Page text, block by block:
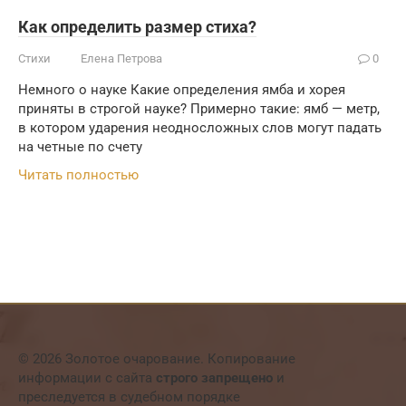
Как определить размер стиха?
Стихи Елена Петрова 0
Немного о науке Какие определения ямба и хорея
приняты в стро­гой науке? Примерно такие: ямб — метр,
в кото­ром ударения неодносложных слов могут падать
на четные по счету
Читать полностью
© 2026 Золотое очарование. Копирование
информации с сайта строго запрещено и
преследуется в судебном порядке